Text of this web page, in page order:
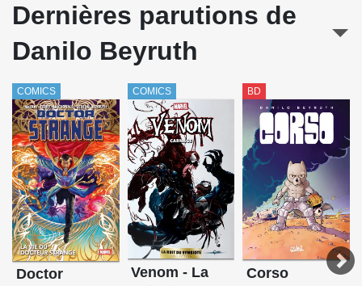
Dernières parutions de
Danilo Beyruth
COMICS
Doctor
COMICS
Venom - La
BD
Corso